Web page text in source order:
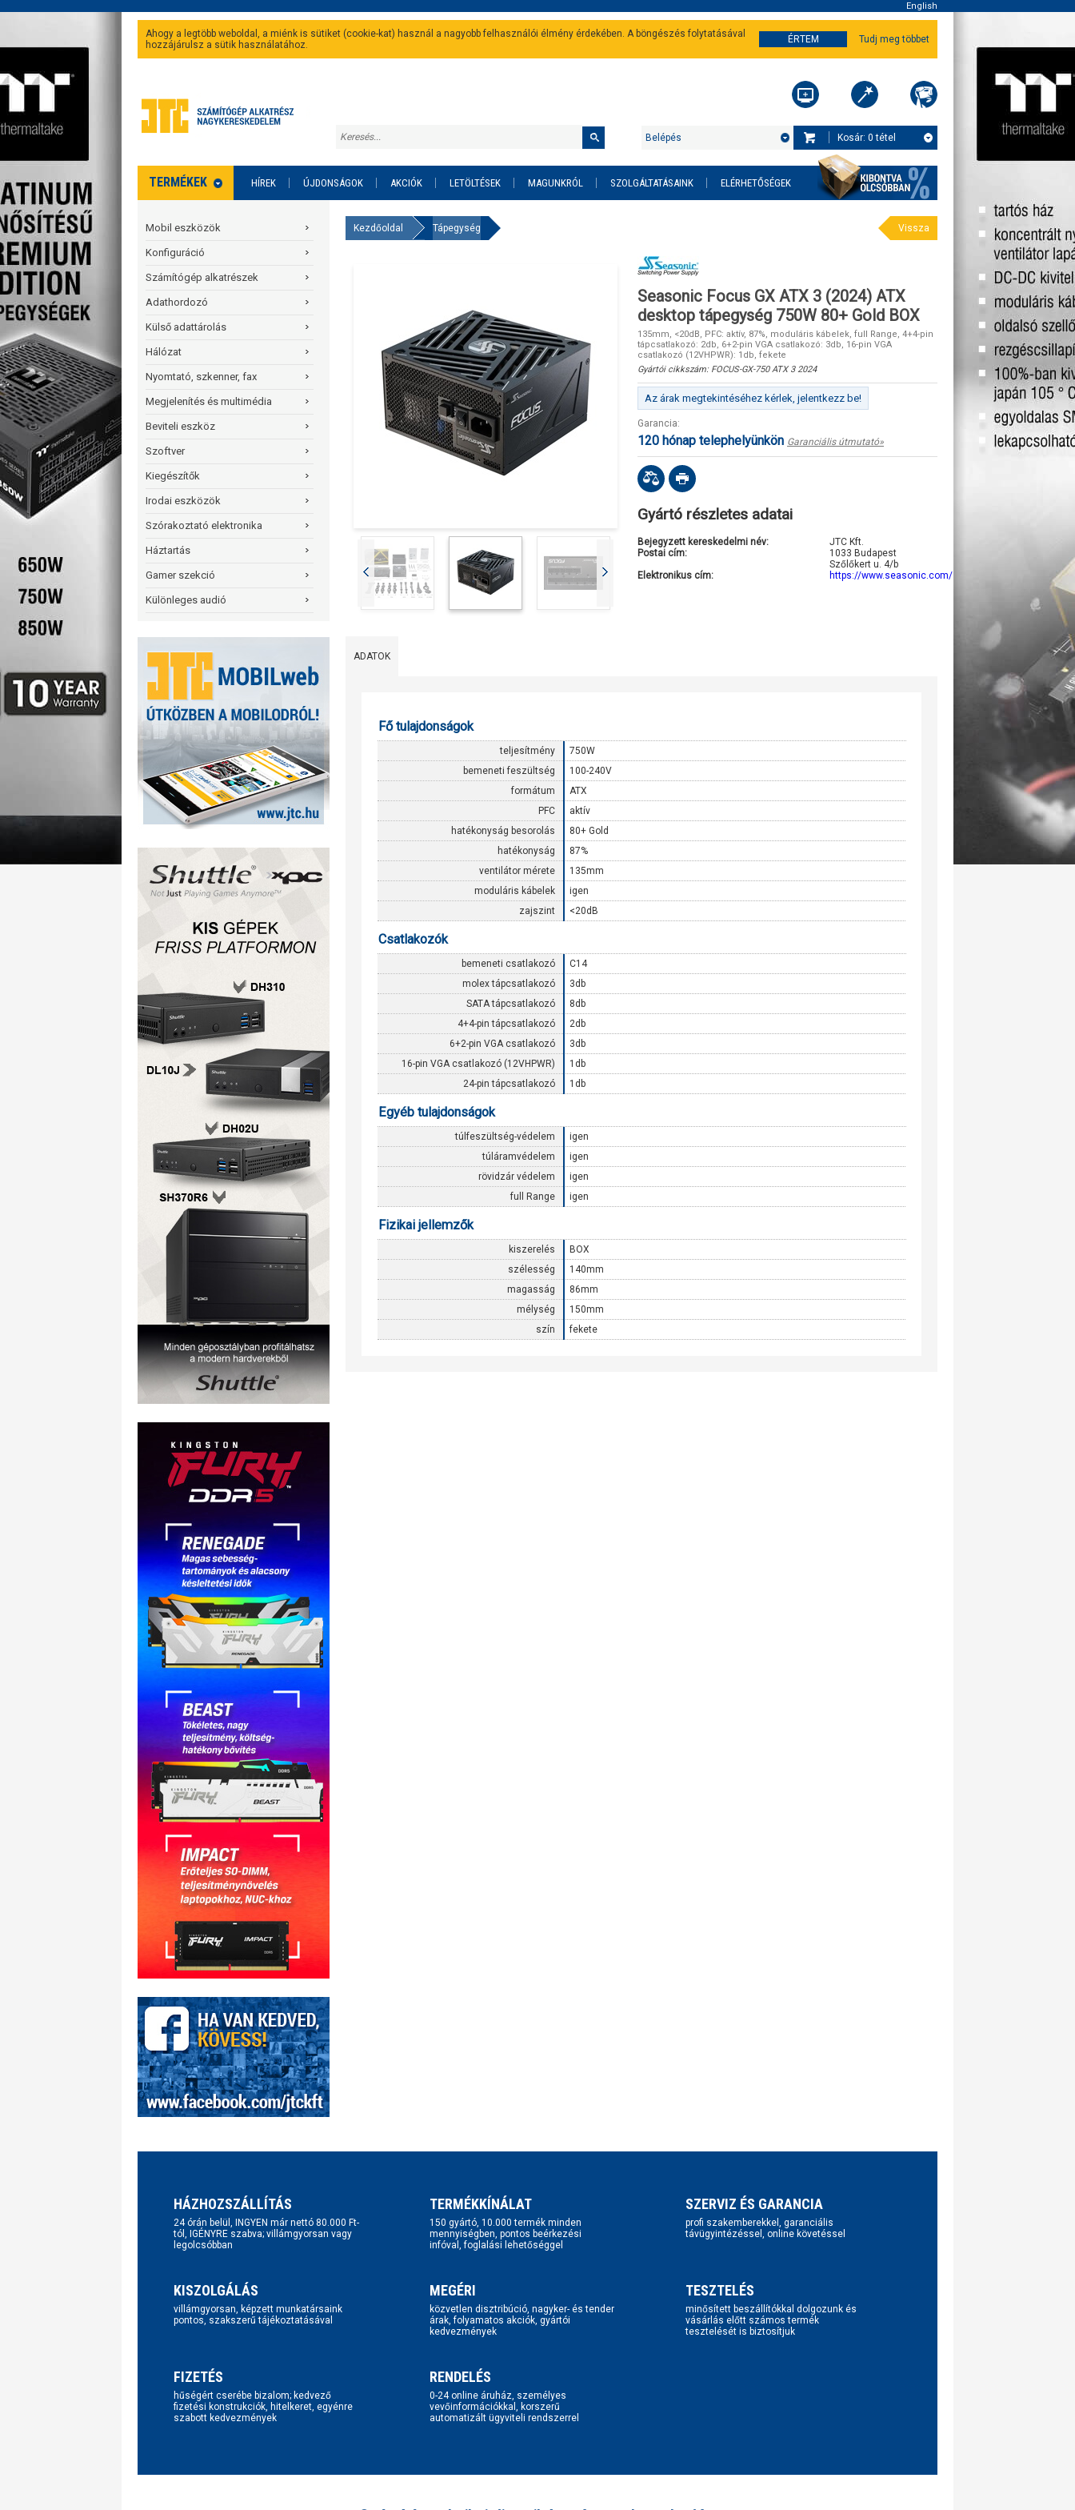
English
Ahogy a legtöbb weboldal, a miénk is sütiket (cookie-kat) használ a nagyobb felhasználói élmény érdekében. A böngészés folytatásával
hozzájárulsz a sütik használatához.
ÉRTEM Tudj meg többet
Kosár: 0 tétel
Belépés
TERMÉKEK HÍREK ÚJDONSÁGOK AKCIÓK LETÖLTÉSEK MAGUNKRÓL SZOLGÁLTATÁSAINK ELÉRHETŐSÉGEK
Mobil eszközök
Konfiguráció
Számítógép alkatrészek
Adathordozó
Külső adattárolás
Hálózat
Nyomtató, szkenner, fax
Megjelenítés és multimédia
Beviteli eszköz
Szoftver
Kiegészítők
Irodai eszközök
Szórakoztató elektronika
Háztartás
Gamer szekció
Különleges audió
Kezdőoldal Tápegység Vissza
Seasonic Focus GX ATX 3 (2024) ATX
desktop tápegység 750W 80+ Gold BOX
135mm, <20dB, PFC: aktív, 87%, moduláris kábelek, full Range, 4+4-pin
tápcsatlakozó: 2db, 6+2-pin VGA csatlakozó: 3db, 16-pin VGA
csatlakozó (12VHPWR): 1db, fekete
Gyártói cikkszám: FOCUS-GX-750 ATX 3 2024
Az árak megtekintéséhez kérlek, jelentkezz be!
Garancia:
120 hónap telephelyünkön Garanciális útmutató»
Gyártó részletes adatai
Bejegyzett kereskedelmi név:
JTC Kft.
Postai cím:
1033 Budapest
Szőlőkert u. 4/b
Elektronikus cím:
https://www.seasonic.com/
ADATOK
Fő tulajdonságok
teljesítmény
750W
bemeneti feszültség
100-240V
formátum
ATX
PFC
aktív
hatékonyság besorolás
80+ Gold
hatékonyság
87%
ventilátor mérete
135mm
moduláris kábelek
igen
zajszint
<20dB
Csatlakozók
bemeneti csatlakozó
C14
molex tápcsatlakozó
3db
SATA tápcsatlakozó
8db
4+4-pin tápcsatlakozó
2db
6+2-pin VGA csatlakozó
3db
16-pin VGA csatlakozó (12VHPWR)
1db
24-pin tápcsatlakozó
1db
Egyéb tulajdonságok
túlfeszültség-védelem
igen
túláramvédelem
igen
rövidzár védelem
igen
full Range
igen
Fizikai jellemzők
kiszerelés
BOX
szélesség
140mm
magasság
86mm
mélység
150mm
szín
fekete
HÁZHOZSZÁLLÍTÁS
24 órán belül, INGYEN már nettó 80.000 Ft-
tól, IGÉNYRE szabva; villámgyorsan vagy
legolcsóbban
TERMÉKKÍNÁLAT
150 gyártó, 10.000 termék minden
mennyiségben, pontos beérkezési
infóval, foglalási lehetőséggel
SZERVIZ ÉS GARANCIA
profi szakemberekkel, garanciális
távügyintézéssel, online követéssel
KISZOLGÁLÁS
villámgyorsan, képzett munkatársaink
pontos, szakszerű tájékoztatásával
MEGÉRI
közvetlen disztribúció, nagyker- és tender
árak, folyamatos akciók, gyártói
kedvezmények
TESZTELÉS
minősített beszállítókkal dolgozunk és
vásárlás előtt számos termék
tesztelését is biztosítjuk
FIZETÉS
hűségért cserébe bizalom; kedvező
fizetési konstrukciók, hitelkeret, egyénre
szabott kedvezmények
RENDELÉS
0-24 online áruház, személyes
vevőinformációkkal, korszerű
automatizált ügyviteli rendszerrel